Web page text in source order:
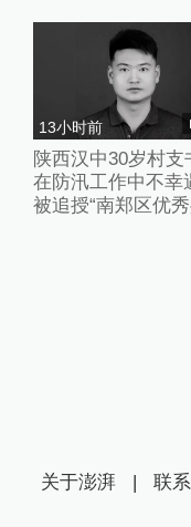
13小时前
陕西汉中30岁村支
在防汛工作中不幸
被追授“南郑区优
关于澎湃 | 联